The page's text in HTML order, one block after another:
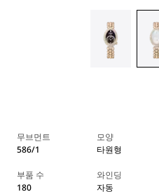
무브먼트
586/1
모양
타원형
부품 수
180
와인딩
자동